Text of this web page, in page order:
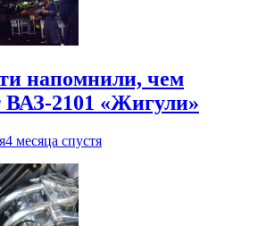
напомнили, чем
ВАЗ-2101 «Жигули»
4 месяца спустя